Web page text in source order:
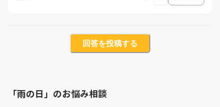
回答を投稿する
「雨の日」のお悩み相談